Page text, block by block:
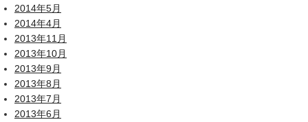
2014年5月
2014年4月
2013年11月
2013年10月
2013年9月
2013年8月
2013年7月
2013年6月